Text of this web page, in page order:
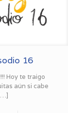
16
Hoy te traigo
aún si cabe